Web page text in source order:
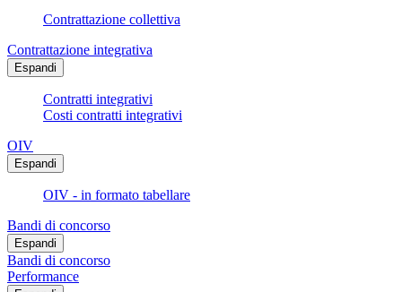
Contrattazione collettiva
Contrattazione integrativa
Espandi
Contratti integrativi
Costi contratti integrativi
OIV
Espandi
OIV - in formato tabellare
Bandi di concorso
Espandi
Bandi di concorso
Performance